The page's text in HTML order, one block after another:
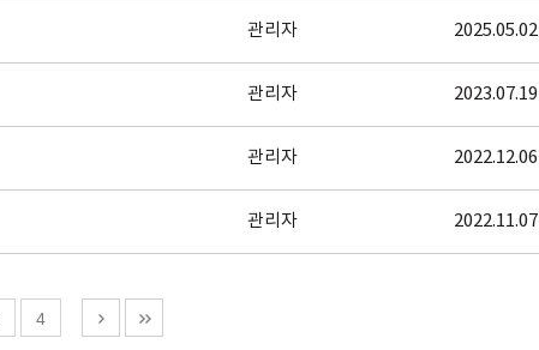
관리자 2025.05.02
관리자 2023.07.19
관리자 2022.12.06
관리자 2022.11.07
4